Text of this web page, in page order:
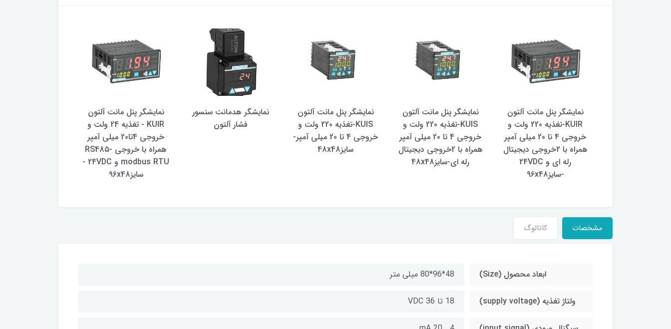
نمایشگر پنل مانت آلتون
KUIR-تغذیه 220 ولت و
خروجی 4 تا 20 میلی آمپر
همراه با 2خروجی دیجیتال
رله ای و 24VDC
-سایز96x48
نمایشگر پنل مانت آلتون
KUIS-تغذیه 220 ولت و
خروجی 4 تا 20 میلی آمپر
همراه با 2خروجی دیجیتال
رله ای-سایز48x48
نمایشگر پنل مانت آلتون
KUIS-تغذیه 220 ولت و
خروجی 4 تا 20 میلی آمپر-
سایز48x48
نمایشگر هدمانت سنسور
فشار آلتون
نمایشگر پنل مانت آلتون
KUIR - تغذیه 24 ولت و
خروجی 4تا20 میلی آمپر
همراه با خروجی RS485-
modbus RTU و 24VDC -
سایز96x48
مشخصات کاتالوگ
ابعاد محصول (Size) 48*96*80 میلی متر
ولتاژ تغذیه (supply voltage) 18 تا 36 VDC